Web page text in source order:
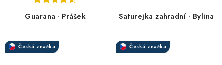
Guarana - Prášek
Česká značka
Saturejka zahradní - Bylina
Česká značka